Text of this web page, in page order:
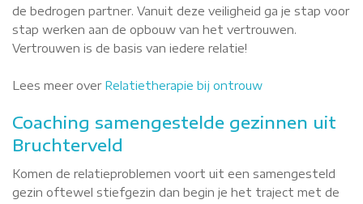
de bedrogen partner. Vanuit deze veiligheid ga je stap voor
stap werken aan de opbouw van het vertrouwen.
Vertrouwen is de basis van iedere relatie!
Lees meer over Relatietherapie bij ontrouw
Coaching samengestelde gezinnen uit
Bruchterveld
Komen de relatieproblemen voort uit een samengesteld
gezin oftewel stiefgezin dan begin je het traject met de